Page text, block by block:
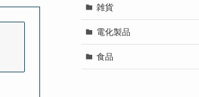
雑貨
電化製品
食品